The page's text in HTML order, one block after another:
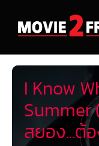
I Know
Summer
สยอง...ต้